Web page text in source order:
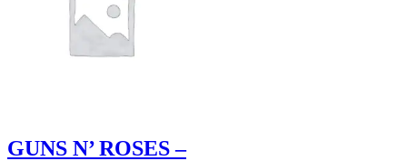
GUNS N’ ROSES –